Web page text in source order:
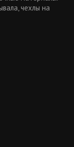
чехлы на